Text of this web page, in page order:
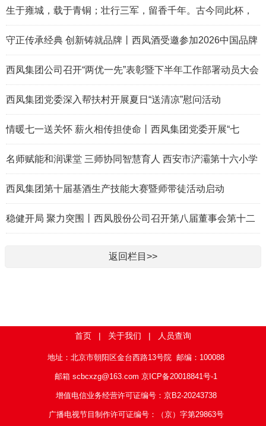
生于雍城，载于青铜；壮行三军，留香千年。古今同此杯，
岁月共凤香。
守正传承经典 创新铸就品牌丨西凤酒受邀参加2026中国品牌
论坛
西凤集团公司召开“两优一先”表彰暨下半年工作部署动员大会
西凤集团党委深入帮扶村开展夏日“送清凉”慰问活动
情暖七一送关怀 薪火相传担使命丨西凤集团党委开展“七
一”走访慰问活动
名师赋能和润课堂 三师协同智慧育人 西安市浐灞第十六小学
首届 “和润三师课堂” 教学节活动纪实
西凤集团第十届基酒生产技能大赛暨师带徒活动启动
稳健开局 聚力突围丨西凤股份公司召开第八届董事会第十二
返回栏目>>
首页 | 关于我们 | 人员查询
地址：北京市朝阳区金台西路13号院 邮编：100088
邮箱 scbcxzg@163.com 京ICP备20018841号-1
增值电信业务经营许可证编号：京B2-20243738
广播电视节目制作许可证编号：（京）字第29863号